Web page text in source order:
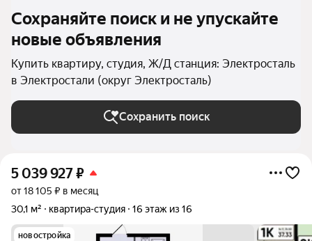
Сохраняйте поиск и не упускайте
новые объявления
Купить квартиру, студия, Ж/Д станция: Электросталь
в Электростали (округ Электросталь)
Сохранить поиск
5 039 927₽
от 18 105 ₽ в месяц
30,1 м²
квартира-студия 16 этаж из 16
новостройка